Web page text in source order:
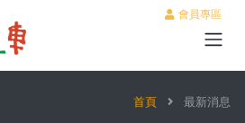
會員專區
首頁 最新消息